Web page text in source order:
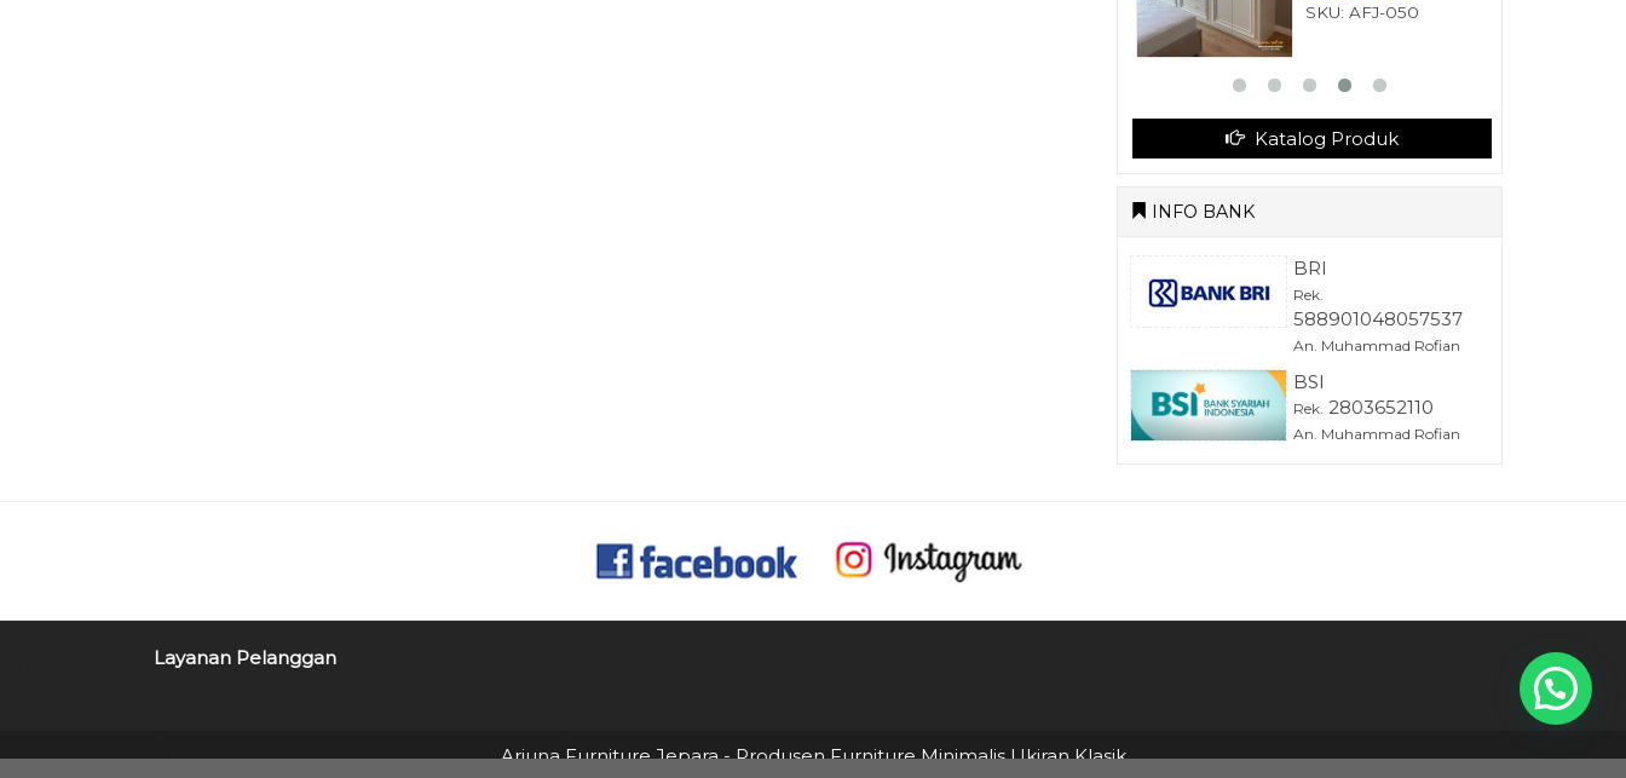
SKU: AFJ-050
Katalog Produk
INFO BANK
BRI
Rek.
588901048057537
An. Muhammad Rofian
BSI
Rek. 2803652110
An. Muhammad Rofian
Layanan Pelanggan
Arjuna Furniture Jepara - Produsen Furniture Minimalis Ukiran Klasik